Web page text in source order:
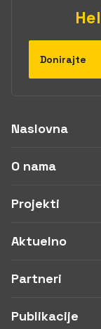
Donirajte
Naslovna
O nama
Projekti
Aktuelno
Partneri
Publikacije